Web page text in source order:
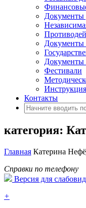
Документы
Документы
Документы
Фестивали
Контакты
категория:
Главная Катерина
Справки по телефону
Версия для
+